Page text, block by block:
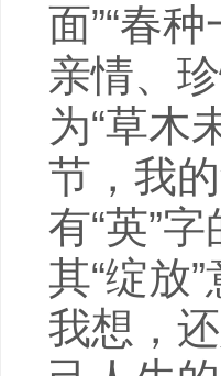
面”“春
亲情、
为“草木
节，我
有“英”
其“绽放
我想，